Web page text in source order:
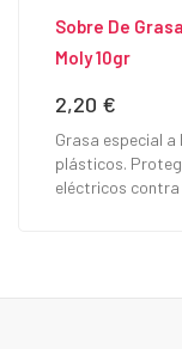
Sobre De
Moly 10gr
Precio
2,20 €
Grasa especial a
plásticos.
eléctricos contra